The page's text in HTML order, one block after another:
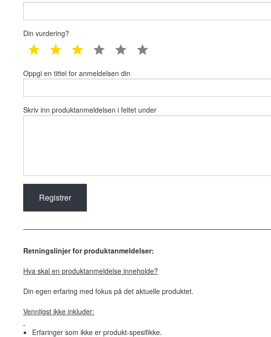
Din vurdering?
1 star 2 star 3 star 4 star 5 star
Oppgi en tittel for anmeldelsen din
Skriv inn produktanmeldelsen i feltet under
Retningslinjer for produktanmeldelser:
Hva skal en produktanmeldelse inneholde?
Din egen erfaring med fokus på det aktuelle produktet.
Vennligst ikke inkluder:
Erfaringer som ikke er produkt-spesifikke.